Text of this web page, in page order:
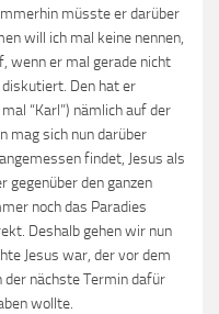
müsste er darüber
will ich mal keine nennen,
wenn er mal gerade nicht
Den hat er
“Karl”) nämlich auf der
mag sich nun darüber
findet, Jesus als
gegenüber den ganzen
noch das Paradies
Deshalb gehen wir nun
Jesus war, der vor dem
der nächste Termin dafür
wollte.